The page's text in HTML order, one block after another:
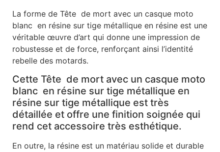
La forme de Tête de mort avec un casque moto
blanc en résine sur tige métallique en résine est une
véritable œuvre d’art qui donne une impression de
robustesse et de force, renforçant ainsi l’identité
rebelle des motards.
Cette Tête de mort avec un casque moto
blanc en résine sur tige métallique en
résine sur tige métallique est très
détaillée et offre une finition soignée qui
rend cet accessoire très esthétique.
En outre, la résine est un matériau solide et durable